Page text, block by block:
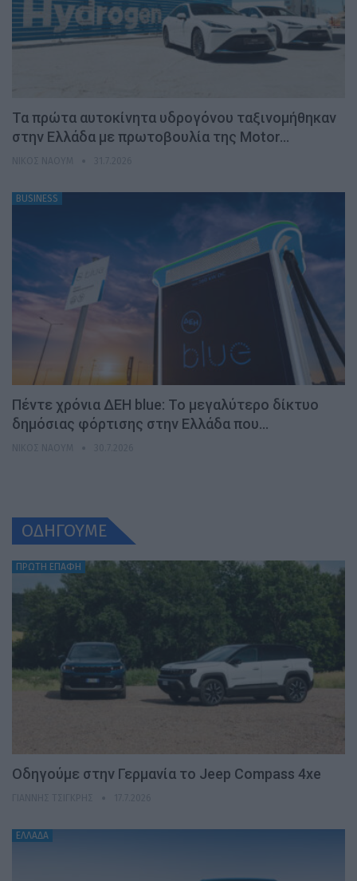
Τα πρώτα αυτοκίνητα υδρογόνου ταξινομήθηκαν
στην Ελλάδα με πρωτοβουλία της Motor…
BUSINESS
Πέντε χρόνια ΔΕΗ blue: Το μεγαλύτερο δίκτυο
δημόσιας φόρτισης στην Ελλάδα που…
ΟΔΗΓΟΥΜΕ
ΠΡΩΤΗ ΕΠΑΦΗ
Οδηγούμε στην Γερμανία το Jeep Compass 4xe
ΕΛΛΑΔΑ